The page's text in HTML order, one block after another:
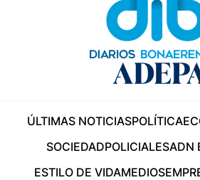
ÚLTIMAS NOTICIASPOLÍTICA
SOCIEDADPOLICIALESADN
ESTILO DE VIDAMEDIOS